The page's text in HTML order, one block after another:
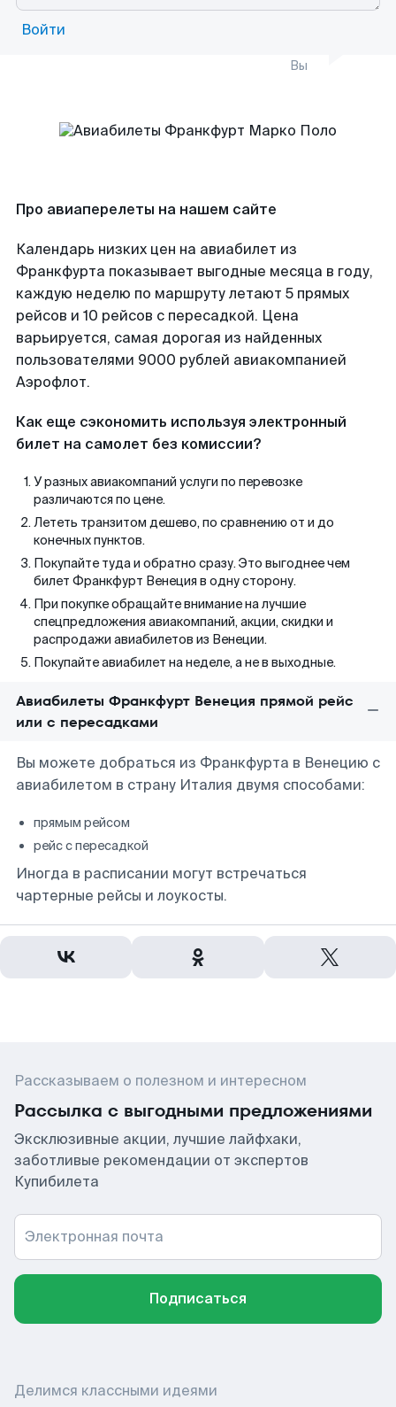
Войти
Вы
Про авиаперелеты на нашем сайте
Календарь низких цен на авиабилет из
Франкфурта показывает выгодные месяца в году,
каждую неделю по маршруту летают 5 прямых
рейсов и 10 рейсов с пересадкой. Цена
варьируется, самая дорогая из найденных
пользователями 9000 рублей авиакомпанией
Аэрофлот.
Как еще сэкономить используя электронный
билет на самолет без комиссии?
У разных авиакомпаний услуги по перевозке
различаются по цене.
Лететь транзитом дешево, по сравнению от и до
конечных пунктов.
Покупайте туда и обратно сразу. Это выгоднее чем
билет Франкфурт Венеция в одну сторону.
При покупке обращайте внимание на лучшие
спецпредложения авиакомпаний, акции, скидки и
распродажи авиабилетов из Венеции.
Покупайте авиабилет на неделе, а не в выходные.
Авиабилеты Франкфурт Венеция прямой рейс
или с пересадками
Вы можете добраться из Франкфурта в Венецию с
авиабилетом в страну Италия двумя способами:
прямым рейсом
рейс с пересадкой
Иногда в расписании могут встречаться
чартерные рейсы и лоукосты.
Рассказываем о полезном и интересном
Рассылка с выгодными предложениями
Эксклюзивные акции, лучшие лайфхаки,
заботливые рекомендации от экспертов
Купибилета
Электронная почта
Подписаться
Делимся классными идеями